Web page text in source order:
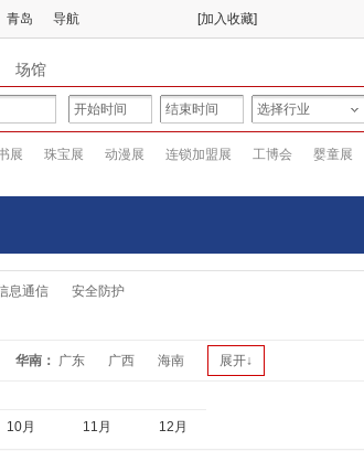
青岛 导航 [加入收藏]
场馆
展 珠宝展 动漫展 连锁加盟展 工博会 婴童展
息通信
安全防护
华南： 广东 广西 海南 展开↓
10月 11月 12月